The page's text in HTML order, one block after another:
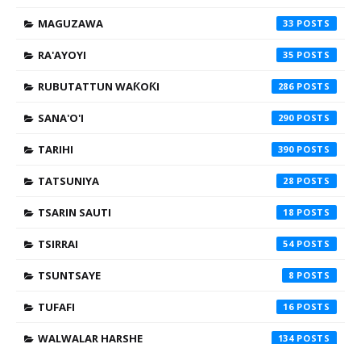
MAGUZAWA 33
RA'AYOYI 35
RUBUTATTUN WAƘOƘI 286
SANA'O'I 290
TARIHI 390
TATSUNIYA 28
TSARIN SAUTI 18
TSIRRAI 54
TSUNTSAYE 8
TUFAFI 16
WALWALAR HARSHE 134